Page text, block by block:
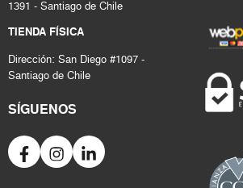
1391 - Santiago de Chile
TIENDA FÍSICA
Dirección: San Diego #1097 -
Santiago de Chile
SÍGUENOS